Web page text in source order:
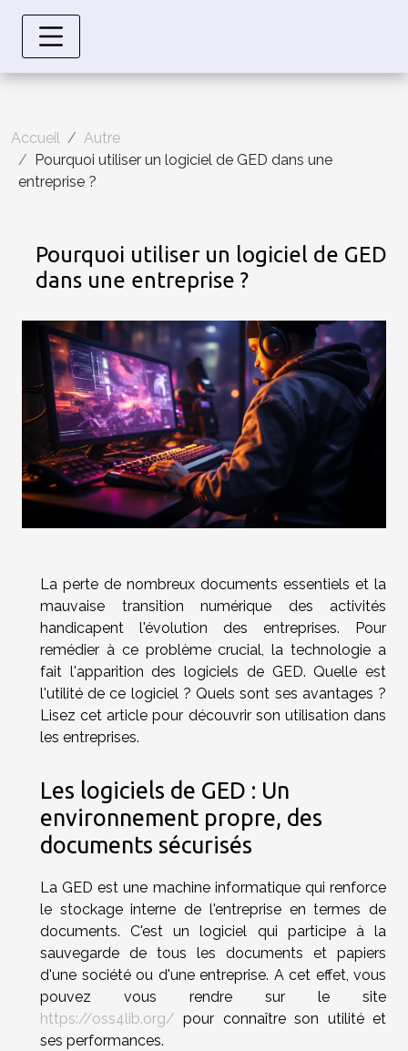
Accueil
Autre
Pourquoi utiliser un logiciel de GED dans une
entreprise ?
Pourquoi utiliser un logiciel de GED
dans une entreprise ?
La perte de nombreux documents essentiels et la
mauvaise transition numérique des activités
handicapent l'évolution des entreprises. Pour
remédier à ce problème crucial, la technologie a
fait l'apparition des logiciels de GED. Quelle est
l'utilité de ce logiciel ? Quels sont ses avantages ?
Lisez cet article pour découvrir son utilisation dans
les entreprises.
Les logiciels de GED : Un
environnement propre, des
documents sécurisés
La GED est une machine informatique qui renforce
le stockage interne de l'entreprise en termes de
documents. C'est un logiciel qui participe à la
sauvegarde de tous les documents et papiers
d'une société ou d'une entreprise. A cet effet, vous
pouvez vous rendre sur le site
https://oss4lib.org/ pour connaître son utilité et
ses performances.